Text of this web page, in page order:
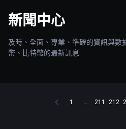
新聞中心
及時、全面、專業、準確的資訊與數
幣、比特幣的最新訊息
1 ... 211 212